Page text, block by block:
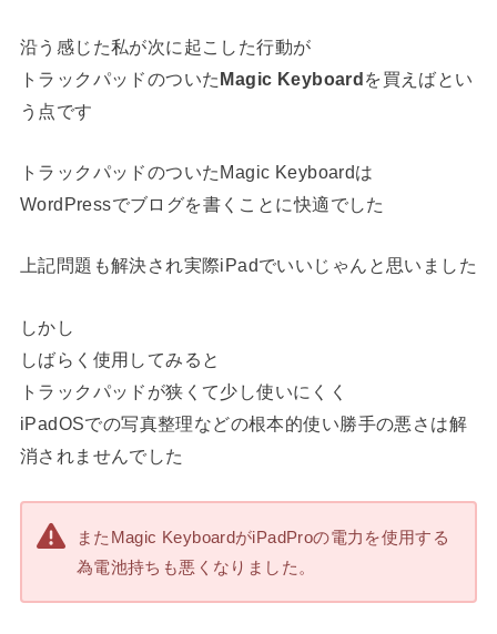
沿う感じた私が次に起こした行動が
トラックパッドのついたMagic Keyboardを買えばとい
う点です
トラックパッドのついたMagic Keyboardは
WordPressでブログを書くことに快適でした
上記問題も解決され実際iPadでいいじゃんと思いました
しかし
しばらく使用してみると
トラックパッドが狭くて少し使いにくく
iPadOSでの写真整理などの根本的使い勝手の悪さは解
消されませんでした
またMagic KeyboardがiPadProの電力を使用する
為電池持ちも悪くなりました。